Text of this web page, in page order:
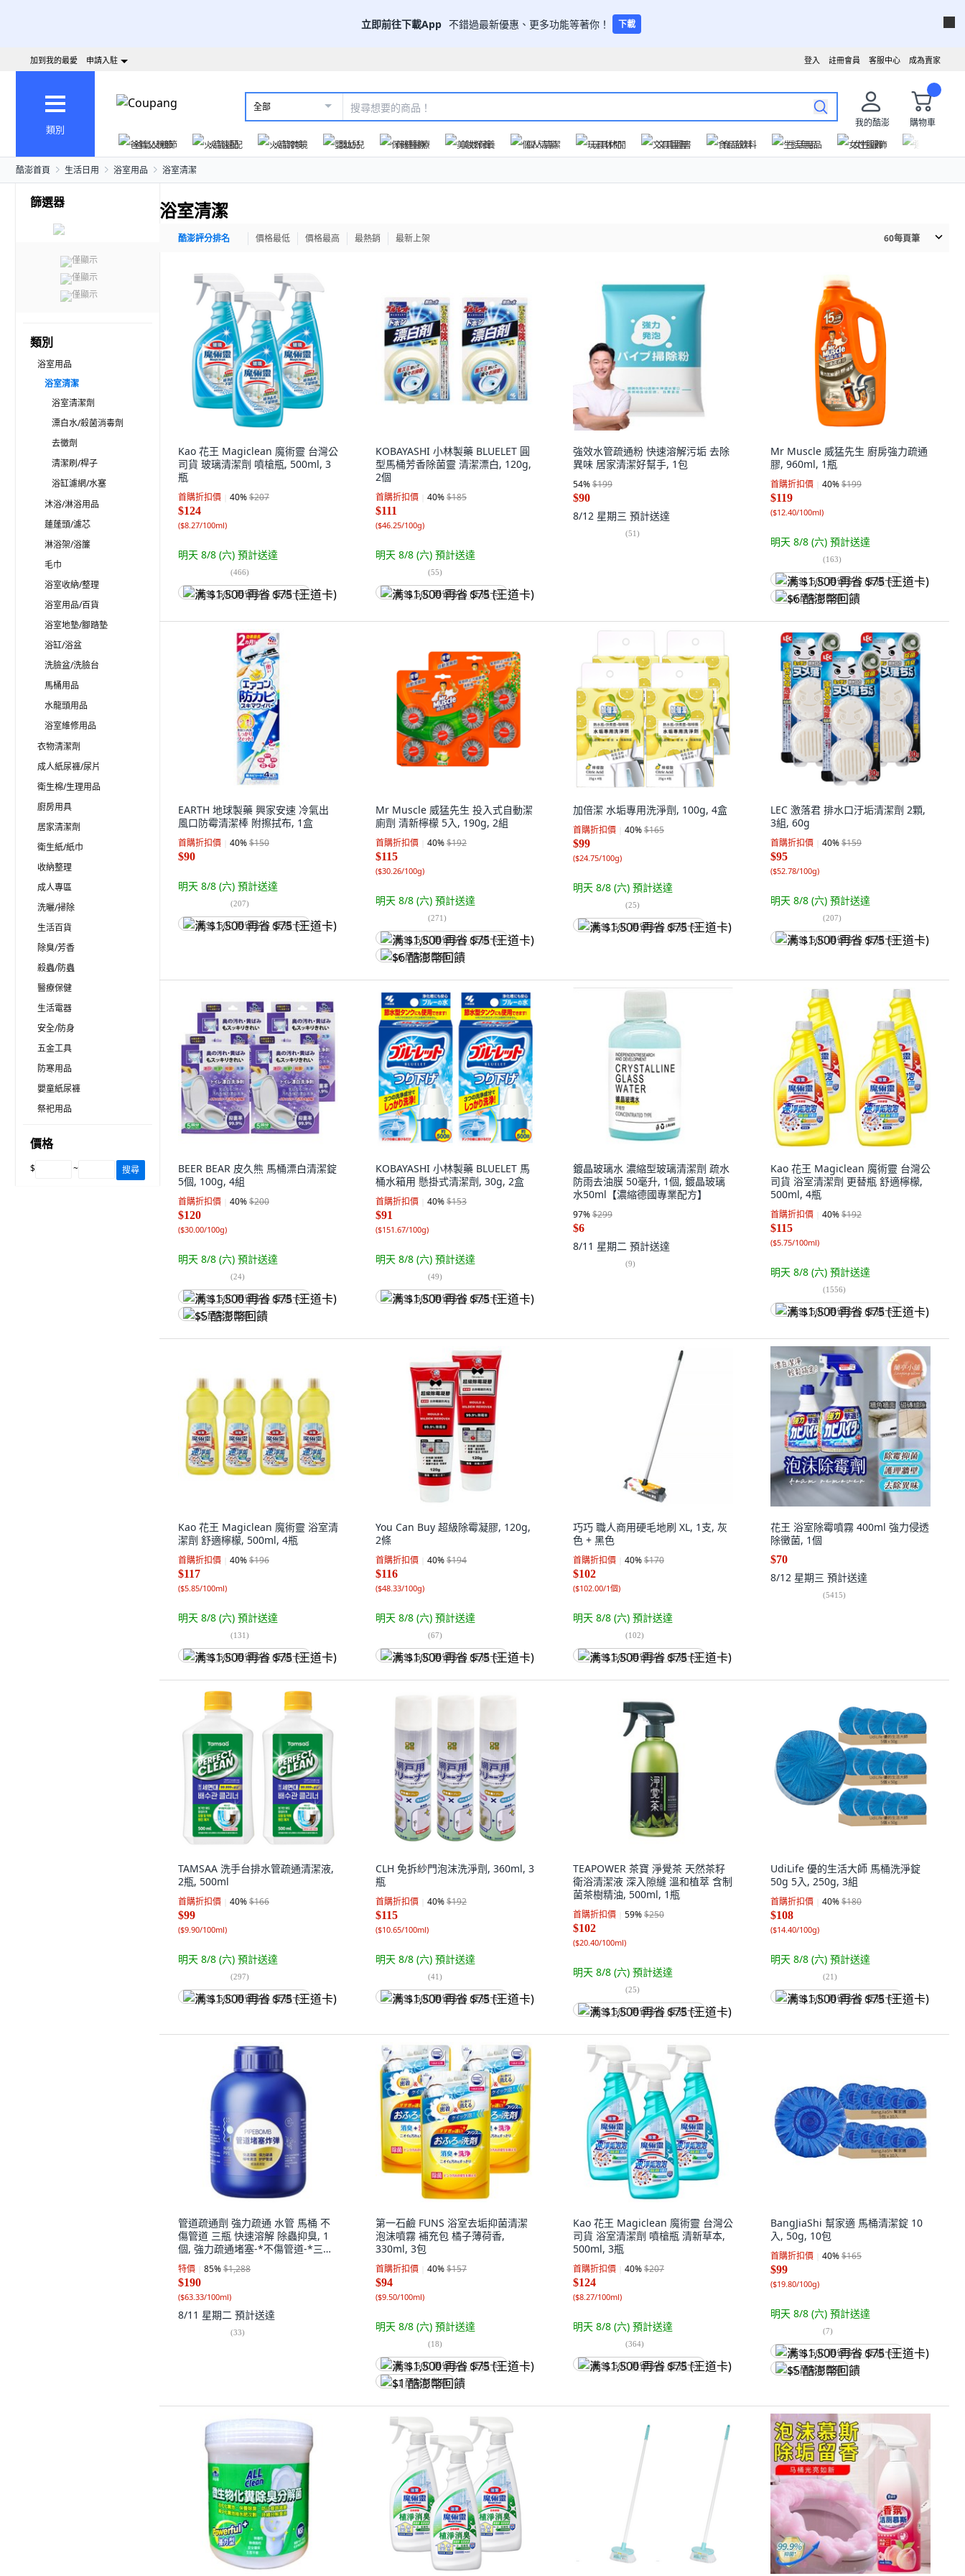
立即前往下載App 不錯過最新優惠、更多功能等著你！ 下載
成為賣家
客服中心
註冊會員
登入
加到我的最愛 申請入駐
類別
全部
我的酷澎
購物車
爸氣父親節
火箭速配 火箭跨境 嬰幼兒 保健醫療 美妝保養 個人清潔 玩具休閒 文具圖書 食品飲料 生活用品 女性服飾
酷澎首頁 生活日用 浴室用品 浴室清潔
篩選器
僅顯示
僅顯示
僅顯示
類別
浴室用品
浴室清潔
浴室清潔劑
漂白水/殺菌消毒劑
去黴劑
清潔刷/桿子
浴缸濾網/水塞
沐浴/淋浴用品
蓮蓬頭/濾芯
淋浴架/浴簾
毛巾
浴室收納/整理
浴室用品/百貨
浴室地墊/腳踏墊
浴缸/浴盆
洗臉盆/洗臉台
馬桶用品
水龍頭用品
浴室維修用品
衣物清潔劑
成人紙尿褲/尿片
衛生棉/生理用品
廚房用具
居家清潔劑
衛生紙/紙巾
收納整理
成人專區
洗曬/掃除
生活百貨
除臭/芳香
殺蟲/防蟲
醫療保健
生活電器
安全/防身
五金工具
防寒用品
嬰童紙尿褲
祭祀用品
價格
$ ~ 搜尋
浴室清潔
酷澎評分排名 價格最低 價格最高 最熱銷 最新上架 60每頁筆
Kao 花王 Magiclean 魔術靈 台灣公
司貨 玻璃清潔劑 噴槍瓶, 500ml, 3
瓶
首購折扣價 40%$207
$124
($8.27/100ml)
明天 8/8 (六) 預計送達
(466)
满 $1,500 再省 $75 (王道卡)
KOBAYASHI 小林製藥 BLUELET 圓
型馬桶芳香除菌靈 清潔漂白, 120g,
2個
首購折扣價 40%$185
$111
($46.25/100g)
明天 8/8 (六) 預計送達
(55)
满 $1,500 再省 $75 (王道卡)
強效水管疏通粉 快速溶解污垢 去除
異味 居家清潔好幫手, 1包
54%$199
$90
8/12 星期三 預計送達
(51)
Mr Muscle 威猛先生 廚房強力疏通
膠, 960ml, 1瓶
首購折扣價 40%$199
$119
($12.40/100ml)
明天 8/8 (六) 預計送達
(163)
满 $1,500 再省 $75 (王道卡)
$6 酷澎幣回饋
EARTH 地球製藥 興家安速 冷氣出
風口防霉清潔棒 附擦拭布, 1盒
首購折扣價 40%$150
$90
明天 8/8 (六) 預計送達
(207)
满 $1,500 再省 $75 (王道卡)
Mr Muscle 威猛先生 投入式自動潔
廁劑 清新檸檬 5入, 190g, 2組
首購折扣價 40%$192
$115
($30.26/100g)
明天 8/8 (六) 預計送達
(271)
满 $1,500 再省 $75 (王道卡)
$6 酷澎幣回饋
加倍潔 水垢專用洗淨劑, 100g, 4盒
首購折扣價 40%$165
$99
($24.75/100g)
明天 8/8 (六) 預計送達
(25)
满 $1,500 再省 $75 (王道卡)
LEC 激落君 排水口汙垢清潔劑 2顆,
3組, 60g
首購折扣價 40%$159
$95
($52.78/100g)
明天 8/8 (六) 預計送達
(207)
满 $1,500 再省 $75 (王道卡)
BEER BEAR 皮久熊 馬桶漂白清潔錠
5個, 100g, 4組
首購折扣價 40%$200
$120
($30.00/100g)
明天 8/8 (六) 預計送達
(24)
满 $1,500 再省 $75 (王道卡)
$5 酷澎幣回饋
KOBAYASHI 小林製藥 BLUELET 馬
桶水箱用 懸掛式清潔劑, 30g, 2盒
首購折扣價 40%$153
$91
($151.67/100g)
明天 8/8 (六) 預計送達
(49)
满 $1,500 再省 $75 (王道卡)
鍍晶玻璃水 濃縮型玻璃清潔劑 疏水
防雨去油膜 50毫升, 1個, 鍍晶玻璃
水50ml【濃縮德國專業配方】
97%$299
$6
8/11 星期二 預計送達
(9)
Kao 花王 Magiclean 魔術靈 台灣公
司貨 浴室清潔劑 更替瓶 舒適檸檬,
500ml, 4瓶
首購折扣價 40%$192
$115
($5.75/100ml)
明天 8/8 (六) 預計送達
(1556)
满 $1,500 再省 $75 (王道卡)
Kao 花王 Magiclean 魔術靈 浴室清
潔劑 舒適檸檬, 500ml, 4瓶
首購折扣價 40%$196
$117
($5.85/100ml)
明天 8/8 (六) 預計送達
(131)
满 $1,500 再省 $75 (王道卡)
You Can Buy 超級除霉凝膠, 120g,
2條
首購折扣價 40%$194
$116
($48.33/100g)
明天 8/8 (六) 預計送達
(67)
满 $1,500 再省 $75 (王道卡)
巧巧 職人商用硬毛地刷 XL, 1支, 灰
色 + 黑色
首購折扣價 40%$170
$102
($102.00/1個)
明天 8/8 (六) 預計送達
(102)
满 $1,500 再省 $75 (王道卡)
花王 浴室除霉噴霧 400ml 強力侵透
除黴菌, 1個
$70
8/12 星期三 預計送達
(5415)
TAMSAA 洗手台排水管疏通清潔液,
2瓶, 500ml
首購折扣價 40%$166
$99
($9.90/100ml)
明天 8/8 (六) 預計送達
(297)
满 $1,500 再省 $75 (王道卡)
CLH 免拆紗門泡沫洗淨劑, 360ml, 3
瓶
首購折扣價 40%$192
$115
($10.65/100ml)
明天 8/8 (六) 預計送達
(41)
满 $1,500 再省 $75 (王道卡)
TEAPOWER 茶寶 淨覺茶 天然茶籽
衛浴清潔液 深入隙縫 溫和植萃 含制
菌茶樹精油, 500ml, 1瓶
首購折扣價 59%$250
$102
($20.40/100ml)
明天 8/8 (六) 預計送達
(25)
满 $1,500 再省 $75 (王道卡)
UdiLife 優的生活大師 馬桶洗淨錠
50g 5入, 250g, 3組
首購折扣價 40%$180
$108
($14.40/100g)
明天 8/8 (六) 預計送達
(21)
满 $1,500 再省 $75 (王道卡)
管道疏通劑 強力疏通 水管 馬桶 不
傷管道 三瓶 快速溶解 除蟲抑臭, 1
個, 強力疏通堵塞-*不傷管道-*三瓶,
強效疏通異物+快速溶解+除蟲抑臭,
300ml
特價 85%$1,288
$190
($63.33/100ml)
8/11 星期二 預計送達
(33)
第一石鹼 FUNS 浴室去垢抑菌清潔
泡沫噴霧 補充包 橘子薄荷香,
330ml, 3包
首購折扣價 40%$157
$94
($9.50/100ml)
明天 8/8 (六) 預計送達
(18)
满 $1,500 再省 $75 (王道卡)
$1 酷澎幣回饋
Kao 花王 Magiclean 魔術靈 台灣公
司貨 浴室清潔劑 噴槍瓶 清新草本,
500ml, 3瓶
首購折扣價 40%$207
$124
($8.27/100ml)
明天 8/8 (六) 預計送達
(364)
满 $1,500 再省 $75 (王道卡)
BangJiaShi 幫家適 馬桶清潔錠 10
入, 50g, 10包
首購折扣價 40%$165
$99
($19.80/100g)
明天 8/8 (六) 預計送達
(7)
满 $1,500 再省 $75 (王道卡)
$5 酷澎幣回饋